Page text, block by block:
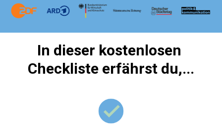
In dieser kostenlosen
Checkliste erfährst du,...